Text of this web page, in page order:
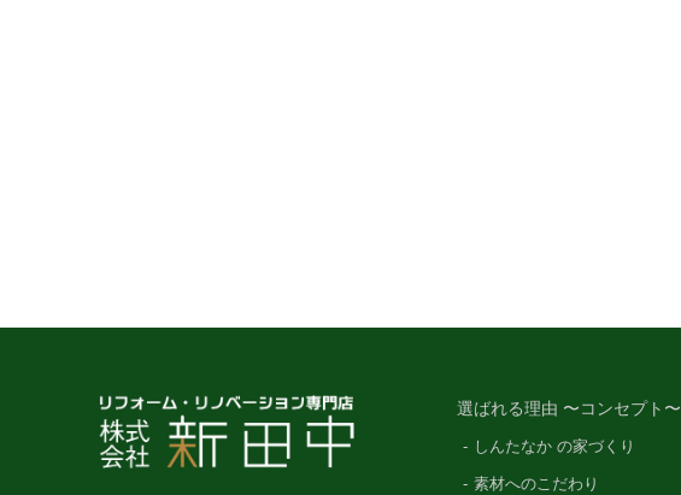
選ばれる理由 〜コンセプト〜
しんたなか の家づくり
素材へのこだわり